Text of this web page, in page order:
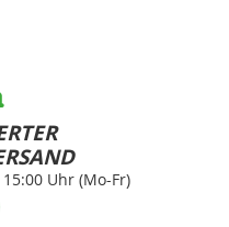
Uhr (Mo-Fr)